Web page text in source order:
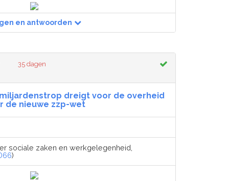
en antwoorden
35 dagen
dreigt voor de overheid
de nieuwe zzp-wet
sociale zaken en werkgelegenheid,
)